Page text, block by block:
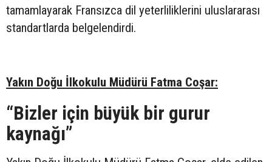
tamamlayarak Fransızca dil yeterliliklerini uluslararası
standartlarda belgelendirdi.
Yakın Doğu İlkokulu Müdürü Fatma Coşar:
“Bizler için büyük bir gurur
kaynağı”